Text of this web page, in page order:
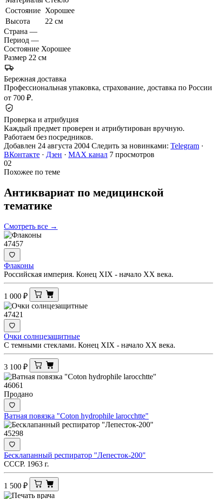
Состояние Хорошее
Высота
22 см
Страна —
Период —
Состояние Хорошее
Размер 22 см
Бережная доставка
Профессиональная упаковка, страхование, доставка по России
от 700 ₽.
Проверка и атрибуция
Каждый предмет проверен и атрибутирован вручную.
Работаем без посредников.
Добавлен 24 августа 2004 Следить за новинками: Telegram ·
ВКонтакте · Дзен · MAX канал 7 просмотров
02
Похожее по теме
Антиквариат по медицинской
тематике
Смотреть все →
47457
Флаконы
Российская империя. Конец XIX - начало XX века.
1 000 ₽
47421
Очки солнцезащитные
С темными стеклами. Конец XIX - начало ХХ века.
3 100 ₽
46061
Продано
Ватная повязка "Coton hydrophile larocchtte"
45298
Бесклапанный респиратор "Лепесток-200"
СССР. 1963 г.
1 500 ₽